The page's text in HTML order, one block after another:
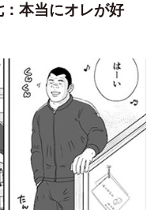
本当にオレが好